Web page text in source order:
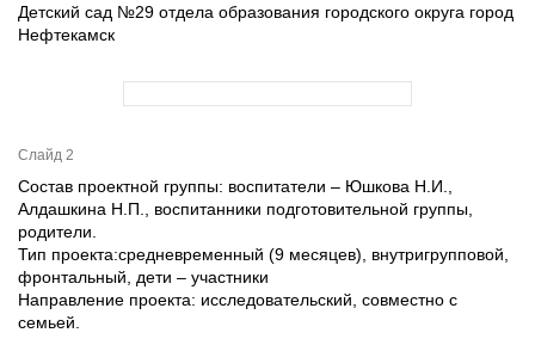
Детский сад №29 отдела образования городского округа город
Нефтекамск
Слайд 2
Состав проектной группы: воспитатели – Юшкова Н.И.,
Алдашкина Н.П., воспитанники подготовительной группы,
родители.
Тип проекта:средневременный (9 месяцев), внутригрупповой,
фронтальный, дети – участники
Направление проекта: исследовательский, совместно с
семьей.